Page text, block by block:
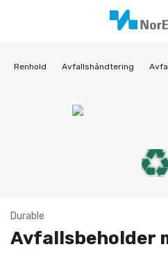
Renhold Avfallshåndtering
Durable
Avfallsbeholder